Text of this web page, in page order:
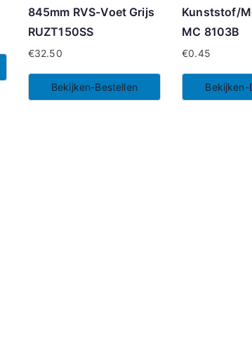
845mm RVS-Voet Grijs
RUZT150SS
€32.50
Bekijken-Bestellen
Kunststof/
MC 8103B
€0.45
Bekijken-